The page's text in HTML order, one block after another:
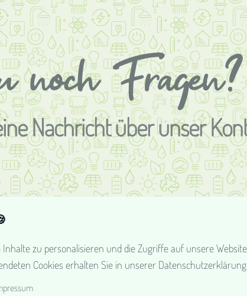
noch Fragen?
Nachricht über unser
Aufgabenbereiche Neuigkeiten
zu personalisieren und die Zugriffe auf unsere
Cookies erhalten Sie in unserer Datenschutzerklärung.